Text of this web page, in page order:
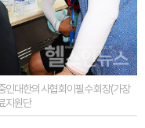
인대한의사협회이필수회장(가장
지원단